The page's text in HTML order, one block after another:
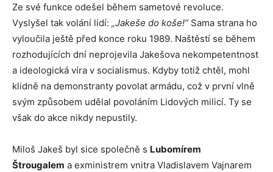
Ze své funkce odešel během sametové revoluce.
Vyslyšel tak volání lidí: „Jakeše do koše!” Sama strana ho
vyloučila ještě před konce roku 1989. Naštěstí se během
rozhodujících dní neprojevila Jakešova nekompetentnost
a ideologická víra v socialismus. Kdyby totiž chtěl, mohl
klidně na demonstranty povolat armádu, což v první vlně
svým způsobem udělal povoláním Lidových milicí. Ty se
však do akce nikdy nepustily.
Miloš Jakeš byl sice společně s Lubomírem
Štrougalem a exministrem vnitra Vladislavem Vajnarem